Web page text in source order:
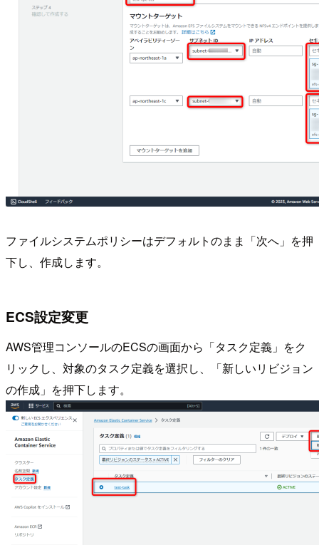
ファイルシステムポリシーはデフォルトのまま「次へ」を押
下し、作成します。
ECS設定変更
AWS管理コンソールのECSの画面から「タスク定義」をク
リックし、対象のタスク定義を選択し、「新しいリビジョン
の作成」を押下します。